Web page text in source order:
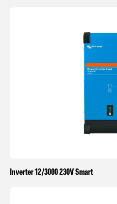
Inverter 12/3000 230V Smart